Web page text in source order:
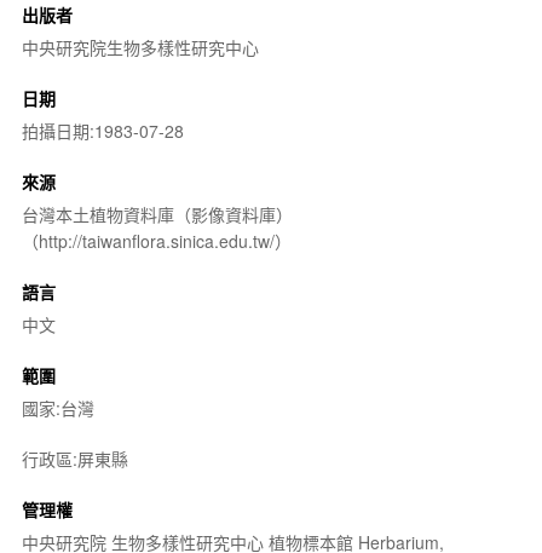
出版者
中央研究院生物多樣性研究中心
日期
拍攝日期:1983-07-28
來源
台灣本土植物資料庫（影像資料庫）
（http://taiwanflora.sinica.edu.tw/）
語言
中文
範圍
國家:台灣
行政區:屏東縣
管理權
中央研究院 生物多樣性研究中心 植物標本館 Herbarium,